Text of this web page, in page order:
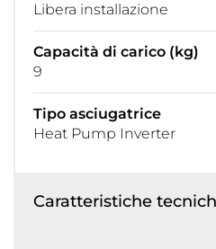
Libera installazione
Capacità di carico (kg)
9
Tipo asciugatrice
Heat Pump Inverter
Caratteristiche